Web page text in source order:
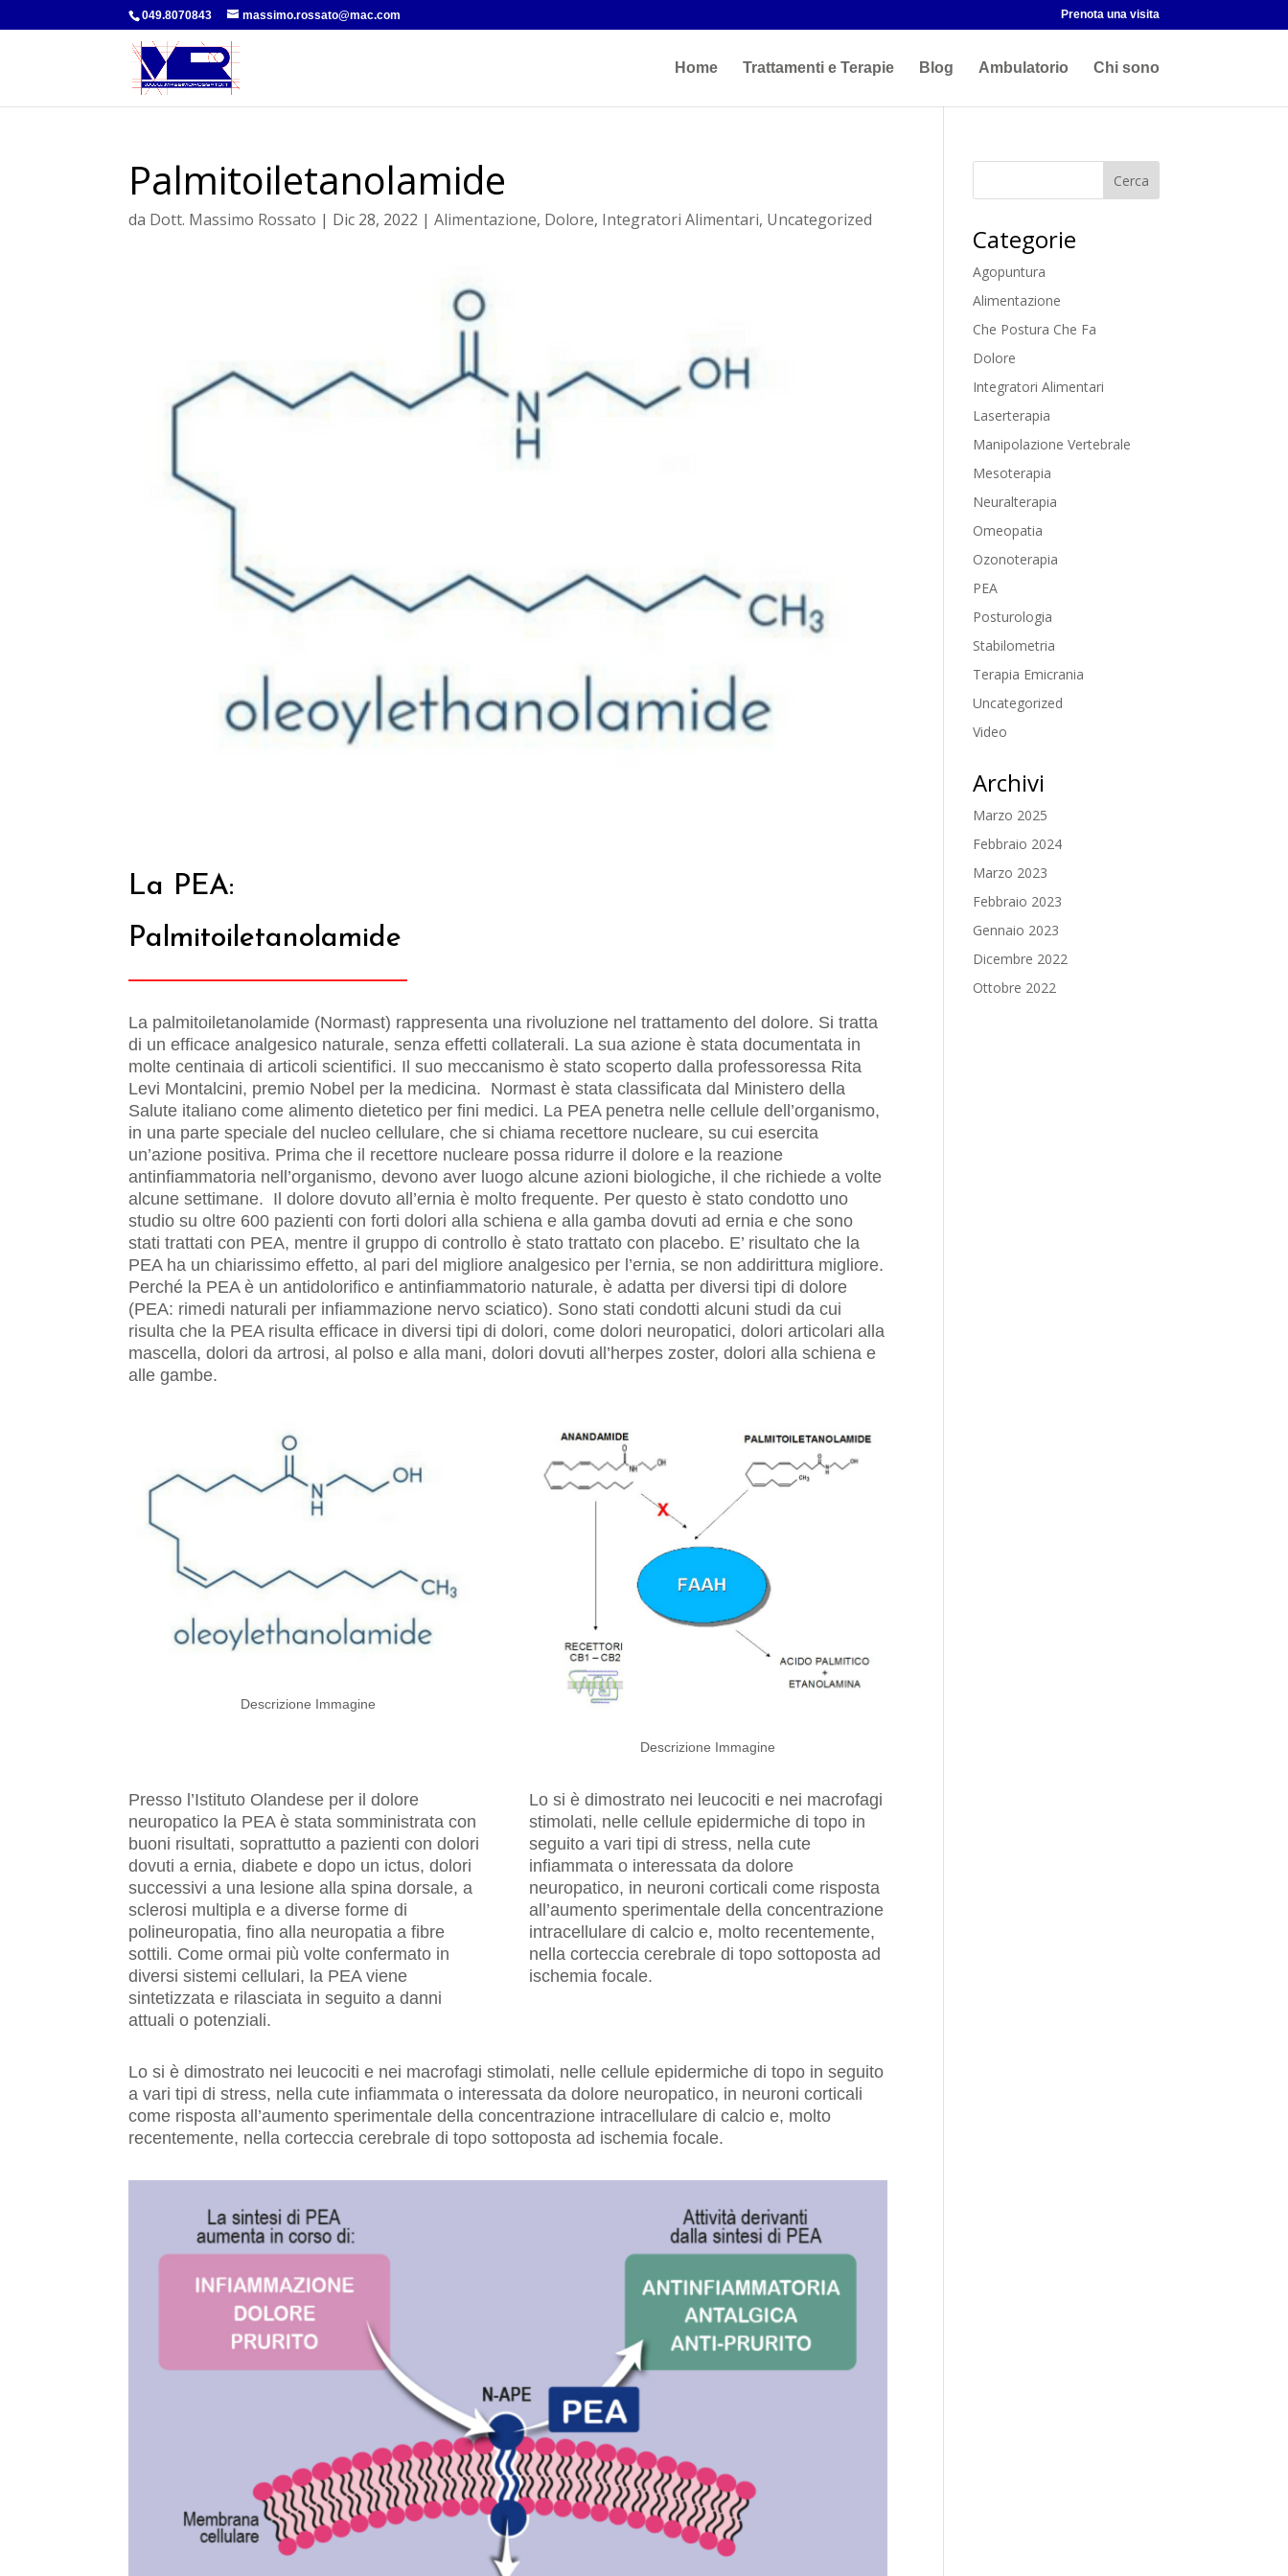
049.8070843 massimo.rossato@mac.com Prenota una visita
Home Trattamenti e Terapie Blog Ambulatorio Chi sono
Palmitoiletanolamide
da Dott. Massimo Rossato | Dic 28, 2022 |Alimentazione, Dolore, Integratori Alimentari, Uncategorized
La PEA:
Palmitoiletanolamide
La palmitoiletanolamide (Normast) rappresenta una rivoluzione nel trattamento del dolore. Si tratta
di un efficace analgesico naturale, senza effetti collaterali. La sua azione è stata documentata in
molte centinaia di articoli scientifici. Il suo meccanismo è stato scoperto dalla professoressa Rita
Levi Montalcini, premio Nobel per la medicina. Normast è stata classificata dal Ministero della
Salute italiano come alimento dietetico per fini medici. La PEA penetra nelle cellule dell’organismo,
in una parte speciale del nucleo cellulare, che si chiama recettore nucleare, su cui esercita
un’azione positiva. Prima che il recettore nucleare possa ridurre il dolore e la reazione
antinfiammatoria nell’organismo, devono aver luogo alcune azioni biologiche, il che richiede a volte
alcune settimane. Il dolore dovuto all’ernia è molto frequente. Per questo è stato condotto uno
studio su oltre 600 pazienti con forti dolori alla schiena e alla gamba dovuti ad ernia e che sono
stati trattati con PEA, mentre il gruppo di controllo è stato trattato con placebo. E’ risultato che la
PEA ha un chiarissimo effetto, al pari del migliore analgesico per l’ernia, se non addirittura migliore.
Perché la PEA è un antidolorifico e antinfiammatorio naturale, è adatta per diversi tipi di dolore
(PEA: rimedi naturali per infiammazione nervo sciatico). Sono stati condotti alcuni studi da cui
risulta che la PEA risulta efficace in diversi tipi di dolori, come dolori neuropatici, dolori articolari alla
mascella, dolori da artrosi, al polso e alla mani, dolori dovuti all’herpes zoster, dolori alla schiena e
alle gambe.
Descrizione Immagine
Descrizione Immagine
Presso l’Istituto Olandese per il dolore
neuropatico la PEA è stata somministrata con
buoni risultati, soprattutto a pazienti con dolori
dovuti a ernia, diabete e dopo un ictus, dolori
successivi a una lesione alla spina dorsale, a
sclerosi multipla e a diverse forme di
polineuropatia, fino alla neuropatia a fibre
sottili. Come ormai più volte confermato in
diversi sistemi cellulari, la PEA viene
sintetizzata e rilasciata in seguito a danni
attuali o potenziali.
Lo si è dimostrato nei leucociti e nei macrofagi
stimolati, nelle cellule epidermiche di topo in
seguito a vari tipi di stress, nella cute
infiammata o interessata da dolore
neuropatico, in neuroni corticali come risposta
all’aumento sperimentale della concentrazione
intracellulare di calcio e, molto recentemente,
nella corteccia cerebrale di topo sottoposta ad
ischemia focale.
Lo si è dimostrato nei leucociti e nei macrofagi stimolati, nelle cellule epidermiche di topo in seguito
a vari tipi di stress, nella cute infiammata o interessata da dolore neuropatico, in neuroni corticali
come risposta all’aumento sperimentale della concentrazione intracellulare di calcio e, molto
recentemente, nella corteccia cerebrale di topo sottoposta ad ischemia focale.
Categorie
Agopuntura
Alimentazione
Che Postura Che Fa
Dolore
Integratori Alimentari
Laserterapia
Manipolazione Vertebrale
Mesoterapia
Neuralterapia
Omeopatia
Ozonoterapia
PEA
Posturologia
Stabilometria
Terapia Emicrania
Uncategorized
Video
Archivi
Marzo 2025
Febbraio 2024
Marzo 2023
Febbraio 2023
Gennaio 2023
Dicembre 2022
Ottobre 2022